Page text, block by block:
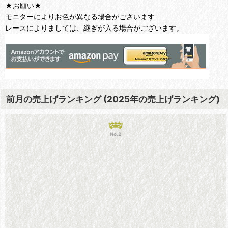
★お願い★
モニターによりお色が異なる場合がございます
レースによりましては、継ぎが入る場合がございます。
前月の売上げランキング (2025年の売上げランキング)
No.2